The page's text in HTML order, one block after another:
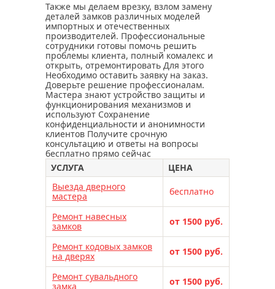
вскрытие и замена замков kale
вскрытие и замена замков iseo
вскрытие и замена замка apecs
вскрытие и замена замков masterlock
вскрытие и замена замков класс
вскрытие и замена замков сам
монтаж замков – прерогатива
специалистов
починить замок может только мастер
перекодировка замка cisa
перекодировка замков
габаритные чертежи замков
немного о замках
ремонт ручек входной двери
ремонт входной металлической двери
мастер по ремонту входной двери
ремонт входных дверей в москве
Также мы делаем врезку, взлом замену
деталей замков различных моделей
импортных и отечественных
производителей. Профессиональные
сотрудники готовы помочь решить
проблемы клиента, полный комалекс и
открыть, отремонтировать Для этого
Необходимо оставить заявку на заказ.
Доверьте решение профессионалам.
Мастера знают устройство защиты и
функционирования механизмов и
используют Сохранение
конфиденциальности и анонимности
клиентов Получите срочную
консультацию и ответы на вопросы
бесплатно прямо сейчас
УСЛУГА
ЦЕНА
Выезда дверного
мастера
бесплатно
Ремонт навесных
замков
от 1500 руб.
Ремонт кодовых замков
на дверях
от 1500 руб.
Ремонт сувальдного
замка
от 1500 руб.